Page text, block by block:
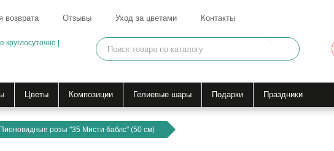
возврата Отзывы Уход за цветами Контакты
Цветы Композиции Гелиевые шары Подарки Праздники
Пионовидные розы "35 Мисти баблс" (50 см)